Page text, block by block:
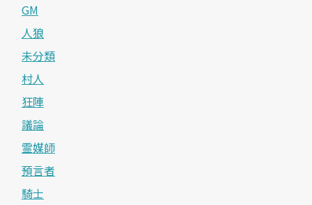
GM
人狼
未分類
村人
狂陣
議論
霊媒師
預言者
騎士